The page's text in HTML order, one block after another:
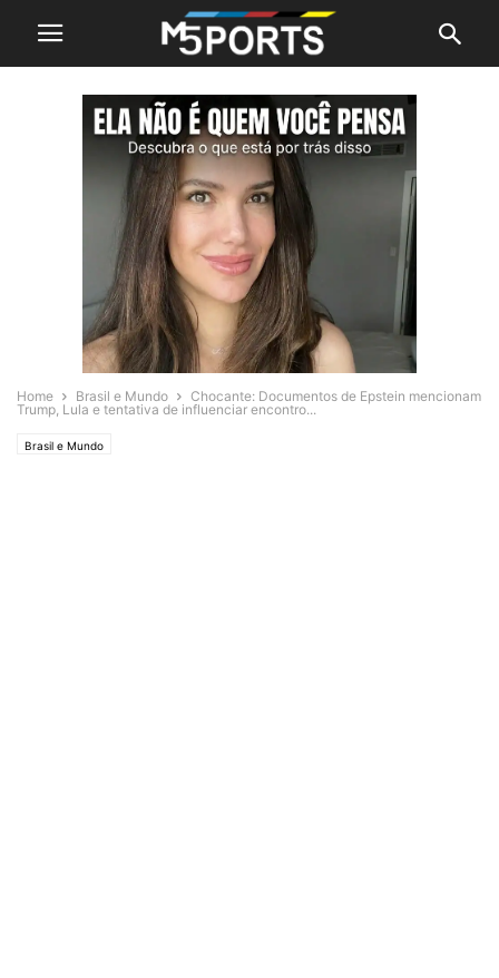
Home Brasil e Mundo
Chocante: Documentos de Epstein mencionam
Trump, Lula e tentativa de influenciar encontro...
Brasil e Mundo